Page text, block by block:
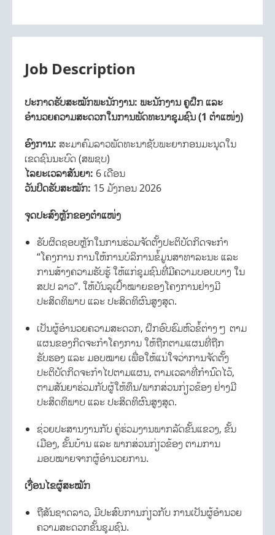
Job Description
ປະກາດຮັບສະໝັກພະນັກງານ: ພະນັກງານ ຄູຝຶກ ແລະ
ອຳນວຍຄວາມສະດວກໃນການພັດທະນາຊຸມຊົນ (1 ຕຳແໜ່ງ)
ອົງການ: ສະມາຄົມລາວພັດທະນາຊັບພະຍາກອນມະນຸດໃນ
ເຂດຊົນນະບົດ (ສພຊບ)
ໄລຍະເວລາສັນຍາ: 6 ເດືອນ
ວັນປິດຮັບສະໝັກ: 15 ມັງກອນ 2026
ຈຸດປະສົງຫຼັກຂອງຕຳແໜ່ງ
ຮັບຜິດຊອບຫຼັກໃນການຮ່ວມຈັດຕັ້ງປະຕິບັດກິດຈະກຳ
“ໂຄງການ ການໃຫ້ການບໍລິການຂໍ້ມູນສາທາລະນະ ແລະ
ການສ້າງຄວາມຮັບຮູ້ ໃຫ້ແກ່ຊຸມຊົນທີ່ມີຄວາມບອບບາງ ໃນ
ສປປ ລາວ”. ໃຫ້ບັນລຸເປົ້າໝາຍຂອງໂຄງການຢ່າງມີ
ປະສິດທິພາບ ແລະ ປະສິດທິຜົນສູງສຸດ.
ເປັນຜູ້ອຳນວຍຄວາມສະດວກ, ຝຶກອົບຮົມຫົວຂໍ້ຕ່າງໆ ຕາມ
ແຜນຂອງກິດຈະກຳໂຄງການ ໃຫ້ຖືກຕາມແຜນທີ່ຖືກ
ຮັບຮອງ ແລະ ມອບໝາຍ ເພື່ອໃຫ້ແນ່ໃຈວ່າການຈັດຕັ້ງ
ປະຕິບັດກິດຈະກຳໄປຕາມແຜນ, ຕາມເວລາທີ່ກຳນົດໄວ້,
ຕາມສັນຍາຮ່ວມກັບຜູ້ໃຫ້ທຶນ/ພາກສ່ວນກ່ຽວຂ້ອງ ຢ່າງມີ
ປະສິດທິພາບ ແລະ ປະສິດທິຜົນສູງສຸດ.
ຊ່ວຍປະສານງານກັບ ຄູ່ຮ່ວມງານພາກລັດຂັ້ນແຂວງ, ຂັ້ນ
ເມືອງ, ຂັ້ນບ້ານ ແລະ ພາກສ່ວນກ່ຽວຂ້ອງ ຕາມການ
ມອບໝາຍຈາກຜູ້ອຳນວຍການ.
ເງື່ອນໄຂຜູ້ສະໝັກ
ຖືສັນຊາດລາວ, ມີປະສົບການກ່ຽວກັບ ການເປັນຜູ້ອຳນວຍ
ຄວາມສະດວກຂັ້ນຊຸມຊົນ.